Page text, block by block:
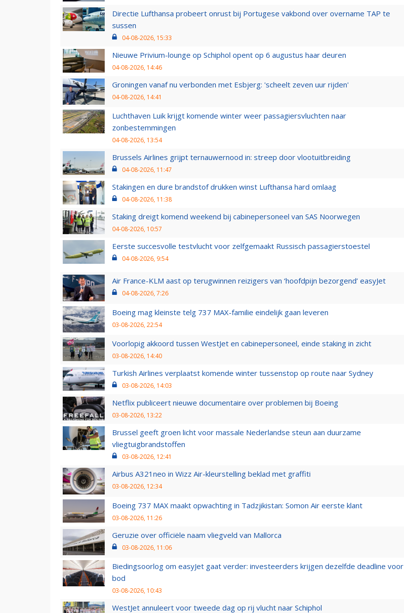
Directie Lufthansa probeert onrust bij Portugese vakbond over overname TAP te
sussen
04-08-2026, 15:33
Nieuwe Privium-lounge op Schiphol opent op 6 augustus haar deuren
04-08-2026, 14:46
Groningen vanaf nu verbonden met Esbjerg: 'scheelt zeven uur rijden'
04-08-2026, 14:41
Luchthaven Luik krijgt komende winter weer passagiersvluchten naar
zonbestemmingen
04-08-2026, 13:54
Brussels Airlines grijpt ternauwernood in: streep door vlootuitbreiding
04-08-2026, 11:47
Stakingen en dure brandstof drukken winst Lufthansa hard omlaag
04-08-2026, 11:38
Staking dreigt komend weekend bij cabinepersoneel van SAS Noorwegen
04-08-2026, 10:57
Eerste succesvolle testvlucht voor zelfgemaakt Russisch passagierstoestel
04-08-2026, 9:54
Air France-KLM aast op terugwinnen reizigers van ‘hoofdpijn bezorgend’ easyJet
04-08-2026, 7:26
Boeing mag kleinste telg 737 MAX-familie eindelijk gaan leveren
03-08-2026, 22:54
Voorlopig akkoord tussen WestJet en cabinepersoneel, einde staking in zicht
03-08-2026, 14:40
Turkish Airlines verplaatst komende winter tussenstop op route naar Sydney
03-08-2026, 14:03
Netflix publiceert nieuwe documentaire over problemen bij Boeing
03-08-2026, 13:22
Brussel geeft groen licht voor massale Nederlandse steun aan duurzame
vliegtuigbrandstoffen
03-08-2026, 12:41
Airbus A321neo in Wizz Air-kleurstelling beklad met graffiti
03-08-2026, 12:34
Boeing 737 MAX maakt opwachting in Tadzjikistan: Somon Air eerste klant
03-08-2026, 11:26
Geruzie over officiële naam vliegveld van Mallorca
03-08-2026, 11:06
Biedingsoorlog om easyJet gaat verder: investeerders krijgen dezelfde deadline voor
bod
03-08-2026, 10:43
WestJet annuleert voor tweede dag op rij vlucht naar Schiphol